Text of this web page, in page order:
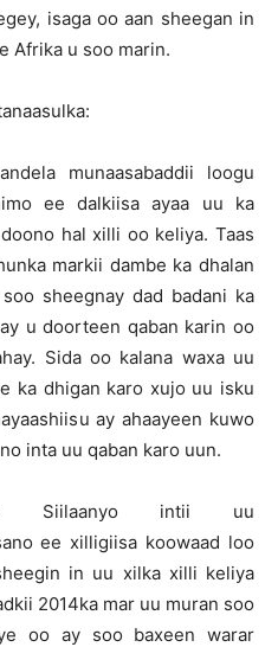
isaga oo aan sheegan in
Afrika u soo marin.
munaasabaddii loogu
ee dalkiisa ayaa uu ka
hal xilli oo keliya. Taas
markii dambe ka dhalan
sheegnay dad badani ka
u doorteen qaban karin oo
Sida oo kalana waxa uu
ka dhigan karo xujo uu isku
ay ahaayeen kuwo
inta uu qaban karo uun.
Siilaanyo intii uu
ee xilligiisa koowaad loo
in uu xilka xilli keliya
2014ka mar uu muran soo
oo ay soo baxeen warar